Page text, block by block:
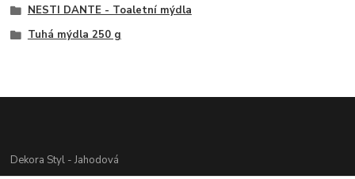
NESTI DANTE - Toaletní mýdla
Tuhá mýdla 250 g
Dekora Styl - Jahodová